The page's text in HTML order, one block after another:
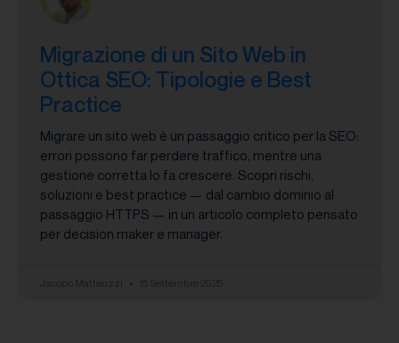
Migrazione di un Sito Web in
Ottica SEO: Tipologie e Best
Practice
Migrare un sito web è un passaggio critico per la SEO:
errori possono far perdere traffico, mentre una
gestione corretta lo fa crescere. Scopri rischi,
soluzioni e best practice — dal cambio dominio al
passaggio HTTPS — in un articolo completo pensato
per decision maker e manager.